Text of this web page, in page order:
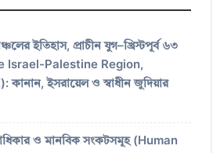
ইতিহাস, প্রাচীন যুগ–খ্রিস্টপূর্ব ৬৩
Israel-Palestine Region,
ইসরায়েল ও স্বাধীন জুদিয়ার
ও মানবিক সংকটসমূহ (Human